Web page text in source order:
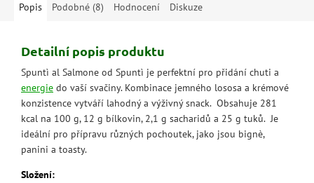
Popis Podobné (8) Hodnocení Diskuze
Detailní popis produktu
Spuntì al Salmone od Spuntì je perfektní pro přidání chuti a
energie do vaší svačiny. Kombinace jemného lososa a krémové
konzistence vytváří lahodný a výživný snack. Obsahuje 281
kcal na 100 g, 12 g bílkovin, 2,1 g sacharidů a 25 g tuků. Je
ideální pro přípravu různých pochoutek, jako jsou bignè,
panini a toasty.
Složení: